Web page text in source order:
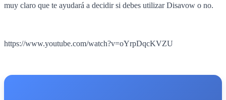
muy claro que te ayudará a decidir si debes utilizar Disavow o no.
https://www.youtube.com/watch?v=oYrpDqcKVZU